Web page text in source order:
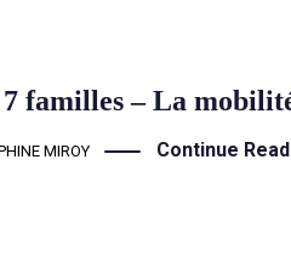
7 familles – La
MIROY Continue